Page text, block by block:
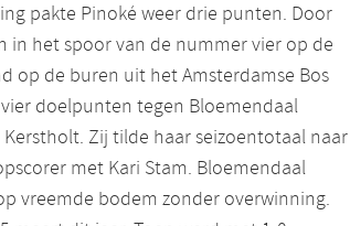
pakte Pinoké weer drie punten. Door
in het spoor van de nummer vier op de
op de buren uit het Amsterdamse Bos
doelpunten tegen Bloemendaal
Zij tilde haar seizoentotaal naar
met Kari Stam. Bloemendaal
vreemde bodem zonder overwinning.